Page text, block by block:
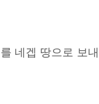
네겝 땅으로 보